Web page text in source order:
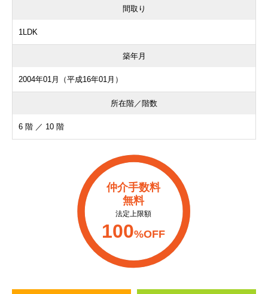
間取り
1LDK
築年月
2004年01月（平成16年01月）
所在階／階数
6 階 ／ 10 階
仲介手数料
無料
法定上限額
100%OFF